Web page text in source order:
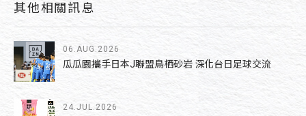
其他相關訊息
06.AUG.2026
瓜瓜園攜手日本J聯盟鳥栖砂岩 深化台日足球交流
24.JUL.2026